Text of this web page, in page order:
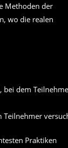
Methoden der
wo die realen
Teilnehmer
Praktiken